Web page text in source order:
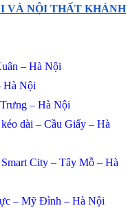
VÀ NỘI THẤT KHÁNH
– Hà Nội
Hà Nội
– Hà Nội
dài – Cầu Giấy – Hà
City – Tây Mỗ – Hà
– Mỹ Đình – Hà Nội